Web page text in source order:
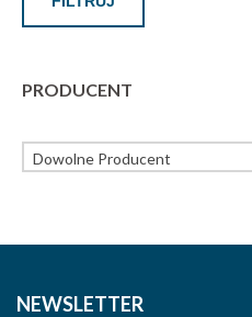
PRODUCENT
Dowolne Producent
NEWSLETTER